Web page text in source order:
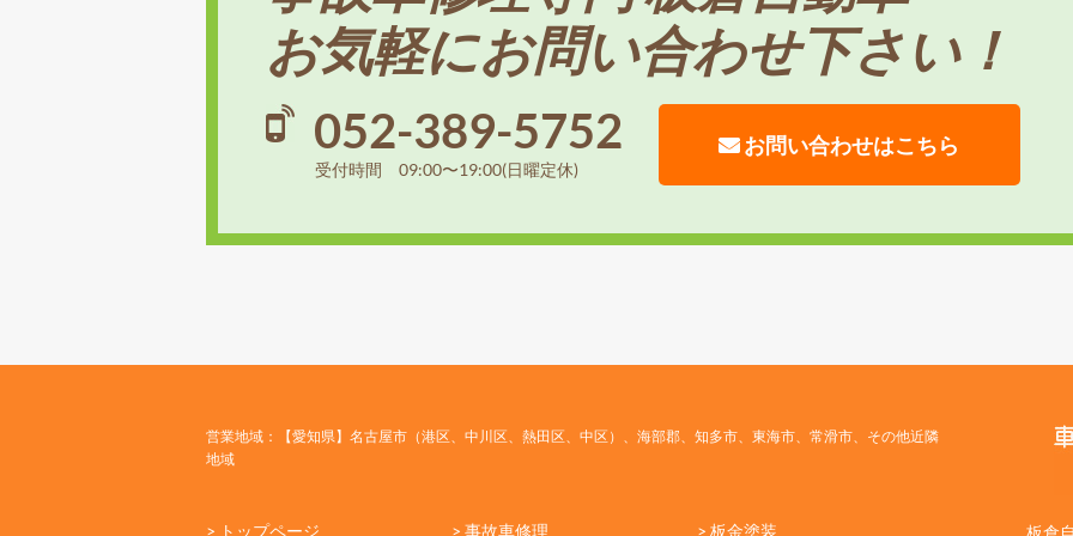
お気軽にお問い合わせ下さい！
052-389-5752
受付時間 09:00〜19:00(日曜定休)
お問い合わせはこちら
営業地域：【愛知県】名古屋市（港区、中川区、熱田区、中区）、海部郡、知多市、東海市、常滑市、その他近隣
地域
> トップページ > 事故車修理 > 板金塗装 板倉